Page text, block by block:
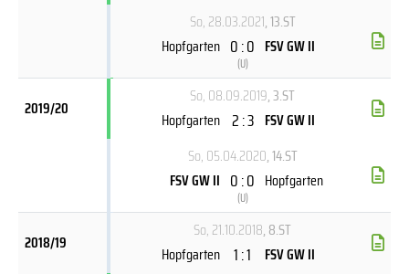
So, 28.03.2021, 13.ST
Hopfgarten 0 : 0
(U)
FSV GW II
2019/20
So, 08.09.2019, 3.ST
Hopfgarten 2 : 3 FSV GW II
So, 05.04.2020, 14.ST
FSV GW II 0 : 0
(U)
Hopfgarten
2018/19
So, 21.10.2018, 8.ST
Hopfgarten 1 : 1
FSV GW II